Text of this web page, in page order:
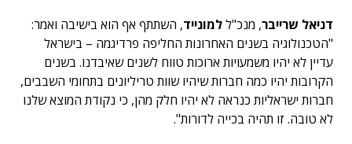
דניאל שרייבר, מנכ"ללמונייד, השתתף אף הוא בישיבה ואמר:
"הטכנולוגיה בשנים האחרונות החליפה פרדיגמה – בישראל
עדיין לא יהיו משמעויות ארוכות טווח לשנים שאיבדנו. בשנים
הקרובות יהיו כמה חברות שיהיו שוות טריליונים בתחומי השבבים,
חברות ישראליות כנראה לא יהיו חלק מהן, כי נקודת המוצא שלנו
לא טובה. זו תהיה בכייה לדורות".